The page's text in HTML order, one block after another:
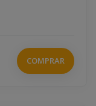
COMPRAR